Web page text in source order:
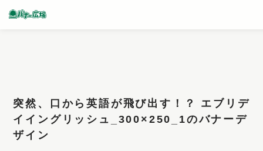
フィルター
サイズ
突然、口から英語が飛び出す！？ エブリデ
イイングリッシュ_300×250_1のバナーデ
ザイン